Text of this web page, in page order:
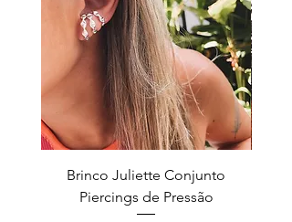
Brinco Juliette Conjunto
Piercings de Pressão